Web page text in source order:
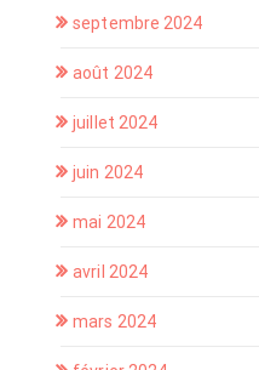
septembre 2024
août 2024
juillet 2024
juin 2024
mai 2024
avril 2024
mars 2024